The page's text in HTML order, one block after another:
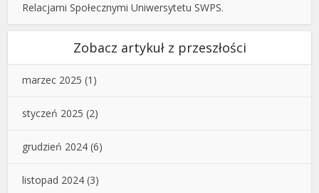
Relacjami Społecznymi Uniwersytetu SWPS.
Zobacz artykuł z przeszłości
marzec 2025 (1)
styczeń 2025 (2)
grudzień 2024 (6)
listopad 2024 (3)